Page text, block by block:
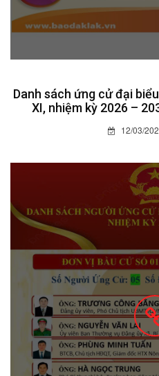
Danh sách ứng cử đại
XI, nhiệm kỳ 2026 –
12/03/